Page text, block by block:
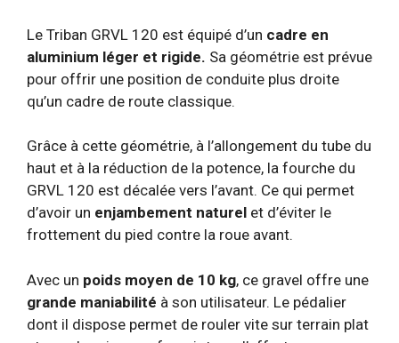
Le Triban GRVL 120 est équipé d’un cadre en
aluminium léger et rigide. Sa géométrie est prévue
pour offrir une position de conduite plus droite
qu’un cadre de route classique.
Grâce à cette géométrie, à l’allongement du tube du
haut et à la réduction de la potence, la fourche du
GRVL 120 est décalée vers l’avant. Ce qui permet
d’avoir un enjambement naturel et d’éviter le
frottement du pied contre la roue avant.
Avec un poids moyen de 10 kg, ce gravel offre une
grande maniabilité à son utilisateur. Le pédalier
dont il dispose permet de rouler vite sur terrain plat